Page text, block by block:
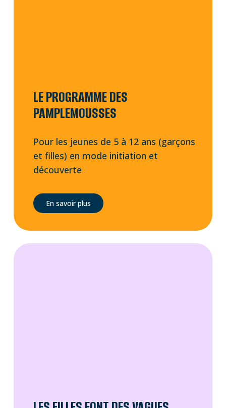
LE PROGRAMME DES
PAMPLEMOUSSES
Pour les jeunes de 5 à 12 ans (garçons
et filles) en mode initiation et
découverte
En savoir plus